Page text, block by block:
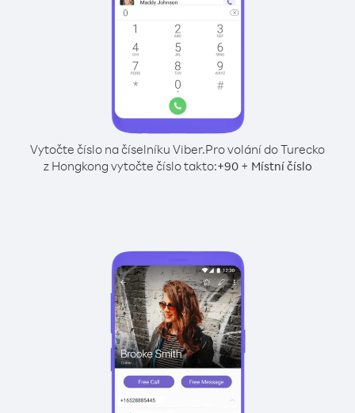
Vytočte číslo na číselníku Viber.Pro volání do Turecko
z Hongkong vytočte číslo takto:+90+ Místní číslo